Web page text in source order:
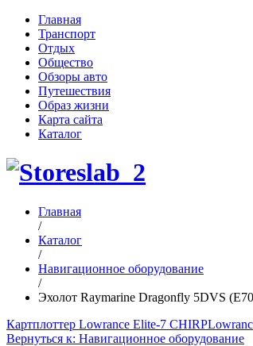
Главная
Транспорт
Отдых
Общество
Обзоры авто
Путешествия
Образ жизни
Карта сайта
Каталог
Главная
/
Каталог
/
Навигационное оборудование
/
Эхолот Raymarine Dragonfly 5DVS
Картплоттер Lowrance Elite-7 CHIRP
Вернуться к: Навигационное оборудование